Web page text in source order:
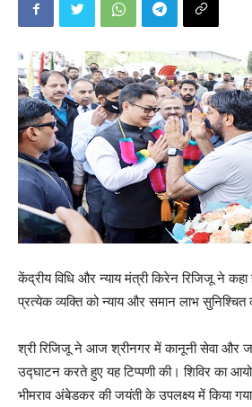
केंद्रीय विधि और न्याय मंत्री किरेन रिजिजू ने
प्रत्येक व्यक्ति को न्याय और समान लाभ सुनिश्चित
श्री रिजिजू ने आज श्रीनगर में कानूनी सेवा और
उद्घाटन करते हुए यह टिप्पणी की। शिविर का
भीमराव अंबेडकर की जयंती के उपलक्ष्य में किया